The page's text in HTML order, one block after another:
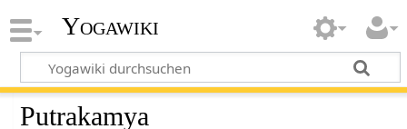
Yogawiki
Putrakamya